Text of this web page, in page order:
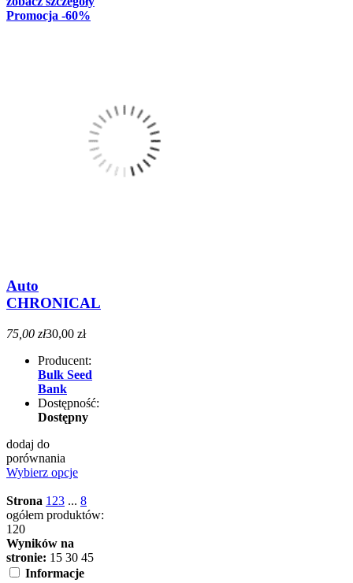
Promocja -60%
Auto
CHRONICAL
75,00 zł30,00 zł
Producent:
Bulk Seed
Bank
Dostępność:
Dostępny
dodaj do
porównania
Wybierz opcje
Strona 1 23 ... 8
ogółem produktów:
120
Wyników na
stronie: 15 30 45
Informacje